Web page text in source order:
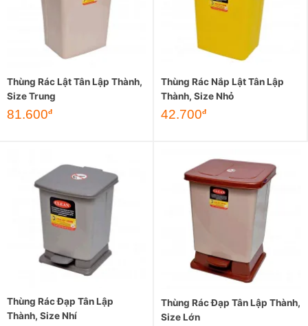
Thùng Rác Lật Tân Lập Thành,
Size Trung
81.600đ
Thùng Rác Nắp Lật Tân Lập
Thành, Size Nhỏ
42.700đ
Thùng Rác Đạp Tân Lập
Thành, Size Nhí
Thùng Rác Đạp Tân Lập Thành,
Size Lớn